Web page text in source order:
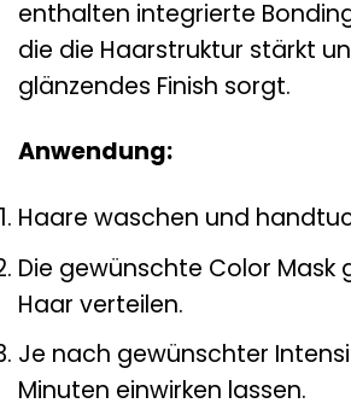
enthalten integrierte
die die Haarstruktur stärkt
glänzendes Finish sorgt.
Anwendung:
Haare waschen und
Die gewünschte Color Mask
Haar verteilen.
Je nach gewünschter
Minuten einwirken lassen.